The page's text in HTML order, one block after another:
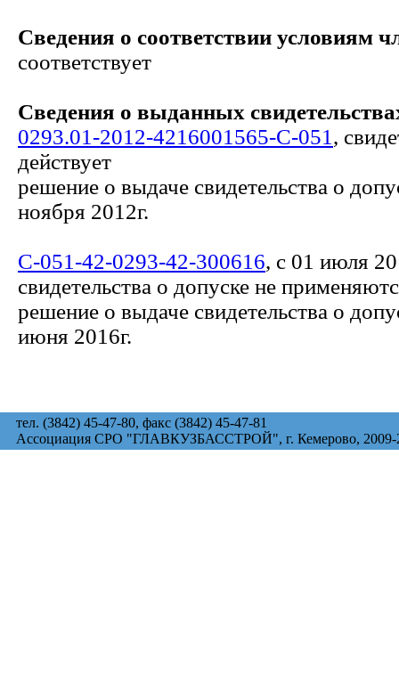
Сведения о соответствии условиям
соответствует
Сведения о выданных
0293.01-2012-4216001565-С-051 ,
действует
решение о выдаче свидетельства о
ноября 2012г.
С-051-42-0293-42-300616, с 01 июля
свидетельства о допуске не
решение о выдаче свидетельства о
июня 2016г.
тел. (3842) 45-47-80, факс (3842) 45-47-81
Ассоциация СРО "ГЛАВКУЗБАССТРОЙ", г. Кемерово, 2009-